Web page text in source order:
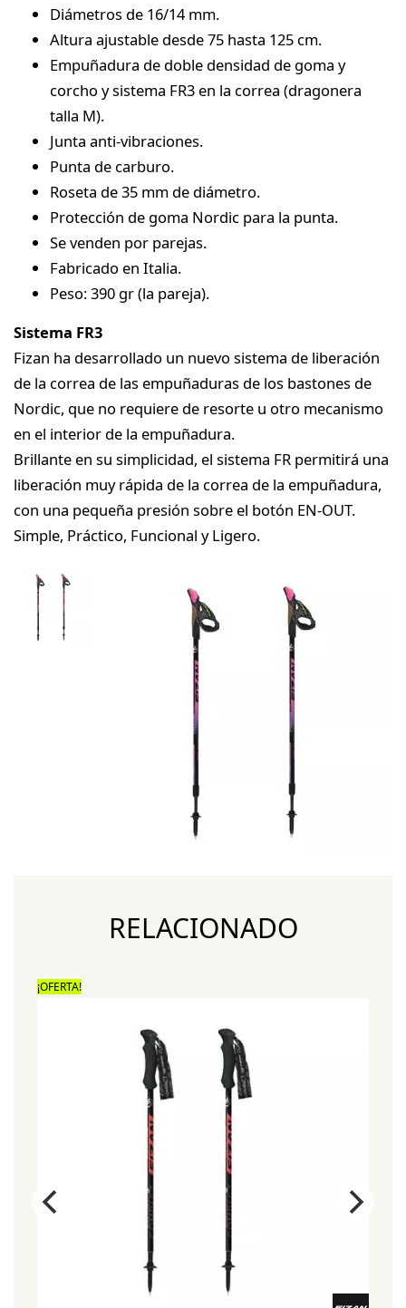
Diámetros de 16/14 mm.
Altura ajustable desde 75 hasta 125 cm.
Empuñadura de doble densidad de goma y
corcho y sistema FR3 en la correa (dragonera
talla M).
Junta anti-vibraciones.
Punta de carburo.
Roseta de 35 mm de diámetro.
Protección de goma Nordic para la punta.
Se venden por parejas.
Fabricado en Italia.
Peso: 390 gr (la pareja).
Sistema FR3
Fizan ha desarrollado un nuevo sistema de liberación
de la correa de las empuñaduras de los bastones de
Nordic, que no requiere de resorte u otro mecanismo
en el interior de la empuñadura.
Brillante en su simplicidad, el sistema FR permitirá una
liberación muy rápida de la correa de la empuñadura,
con una pequeña presión sobre el botón EN-OUT.
Simple, Práctico, Funcional y Ligero.
RELACIONADO
¡OFERTA!